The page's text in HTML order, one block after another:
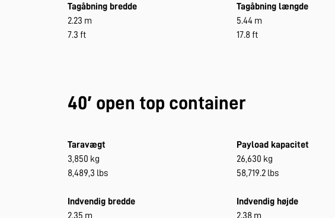
Tagåbning bredde
2.23 m
7.3 ft
Tagåbning længde
5.44 m
17.8 ft
40′ open top container
Taravægt
3,850 kg
8,489,3 lbs
Payload kapacitet
26,630 kg
58,719.2 lbs
Indvendig bredde
2.35 m
Indvendig højde
2.38 m